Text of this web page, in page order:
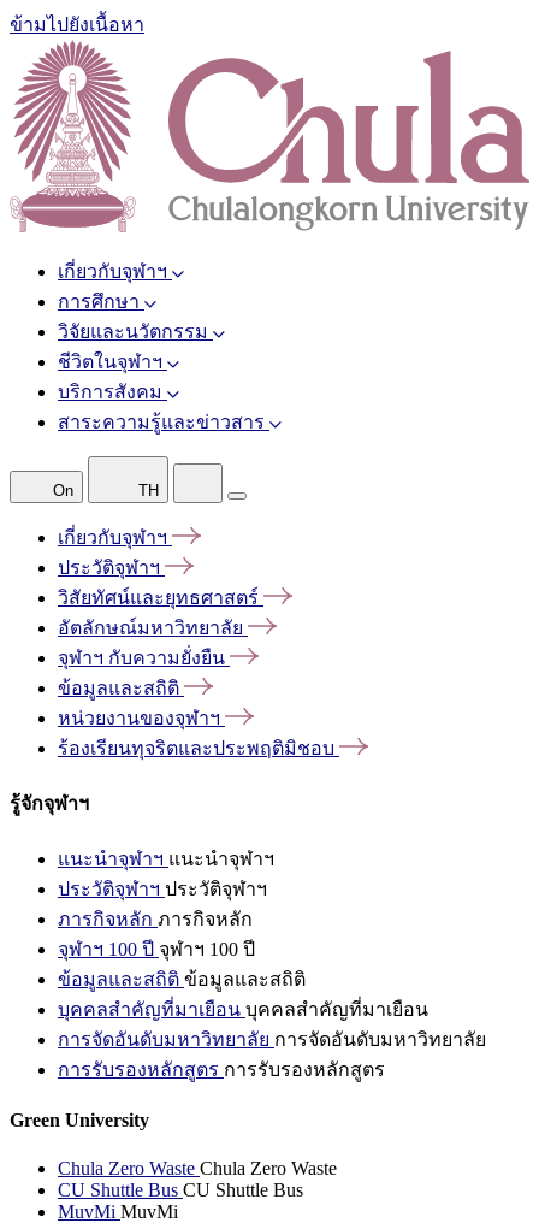
ข้ามไปยังเนื้อหา
เกี่ยวกับจุฬาฯ
การศึกษา
วิจัยและนวัตกรรม
ชีวิตในจุฬาฯ
บริการสังคม
สาระความรู้และข่าวสาร
On TH
เกี่ยวกับจุฬาฯ
ประวัติจุฬาฯ
วิสัยทัศน์และยุทธศาสตร์
อัตลักษณ์มหาวิทยาลัย
จุฬาฯ กับความยั่งยืน
ข้อมูลและสถิติ
หน่วยงานของจุฬาฯ
ร้องเรียนทุจริตและประพฤติมิชอบ
รู้จักจุฬาฯ
แนะนำจุฬาฯ แนะนำจุฬาฯ
ประวัติจุฬาฯ ประวัติจุฬาฯ
ภารกิจหลัก ภารกิจหลัก
จุฬาฯ 100 ปี จุฬาฯ 100 ปี
ข้อมูลและสถิติ ข้อมูลและสถิติ
บุคคลสำคัญที่มาเยือน บุคคลสำคัญที่มาเยือน
การจัดอันดับมหาวิทยาลัย การจัดอันดับมหาวิทยาลัย
การรับรองหลักสูตร การรับรองหลักสูตร
Green University
Chula Zero Waste Chula Zero Waste
CU Shuttle Bus CU Shuttle Bus
MuvMi MuvMi